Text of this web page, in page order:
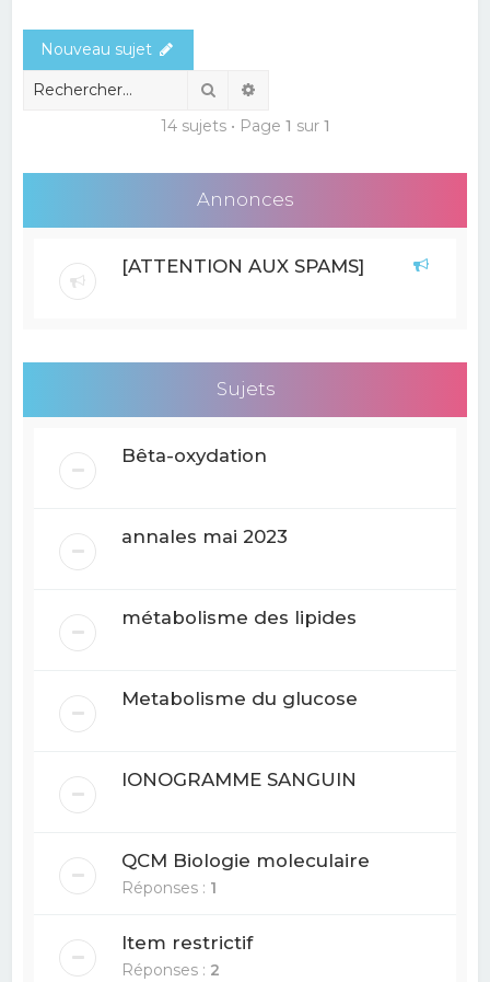
r
Nouveau sujet
Rechercher
14 sujets • Page 1 sur 1
Annonces
[ATTENTION AUX SPAMS]
Sujets
Bêta-oxydation
annales mai 2023
métabolisme des lipides
Metabolisme du glucose
IONOGRAMME SANGUIN
QCM Biologie moleculaire
Réponses : 1
Item restrictif
Réponses : 2